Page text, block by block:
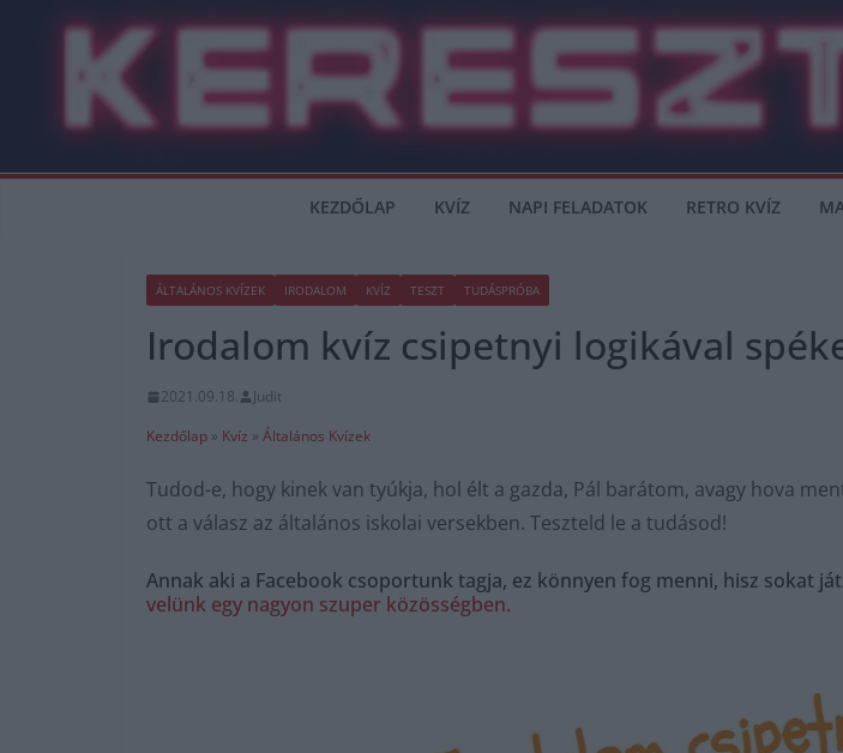
KEZDŐLAP KVÍZ NAPI FELADATOK RETRO KVÍZ
ÁLTALÁNOS KVÍZEK IRODALOM KVÍZ TESZT TUDÁSPRÓBA
Irodalom kvíz csipetnyi logikával
2021.09.18.
Judit
Kezdőlap » Kvíz » Általános Kvízek
Tudod-e, hogy kinek van tyúkja, hol élt a gazda, Pál barátom, avagy hova
ott a válasz az általános iskolai versekben. Teszteld le a tudásod!
Annak aki a Facebook csoportunk tagja, ez könnyen fog menni, hisz sokat
velünk egy nagyon szuper közösségben.